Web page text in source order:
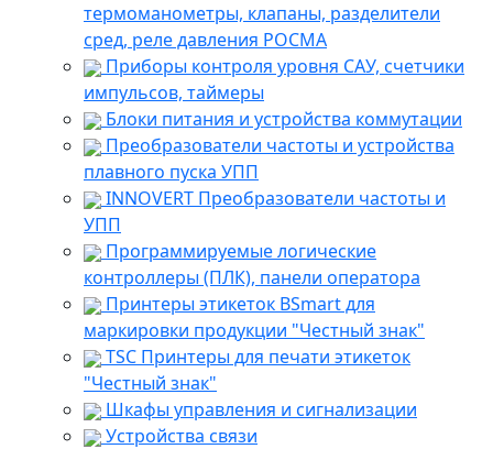
термоманометры, клапаны, разделители
сред, реле давления РОСМА
Приборы контроля уровня САУ, счетчики
импульсов, таймеры
Блоки питания и устройства коммутации
Преобразователи частоты и устройства
плавного пуска УПП
INNOVERT Преобразователи частоты и
УПП
Программируемые логические
контроллеры (ПЛК), панели оператора
Принтеры этикеток BSmart для
маркировки продукции "Честный знак"
TSC Принтеры для печати этикеток
"Честный знак"
Шкафы управления и сигнализации
Устройства связи